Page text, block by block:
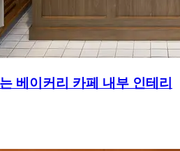
베이커리 카페 내부 인테리